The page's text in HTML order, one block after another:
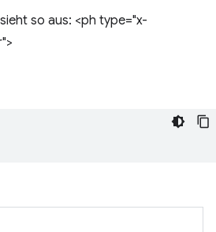
sieht so aus: <ph type="x-